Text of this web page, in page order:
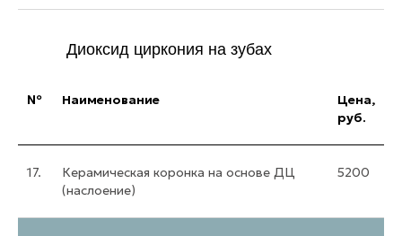
Диоксид циркония на зубах
№ Наименование
Цена,
руб.
17.
Керамическая коронка на основе ДЦ
(наслоение)
5200